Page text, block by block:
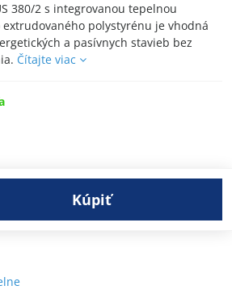
380/2 s integrovanou tepelnou
polystyrénu je vhodná
a pasívnych stavieb bez
Čítajte viac
Kúpiť